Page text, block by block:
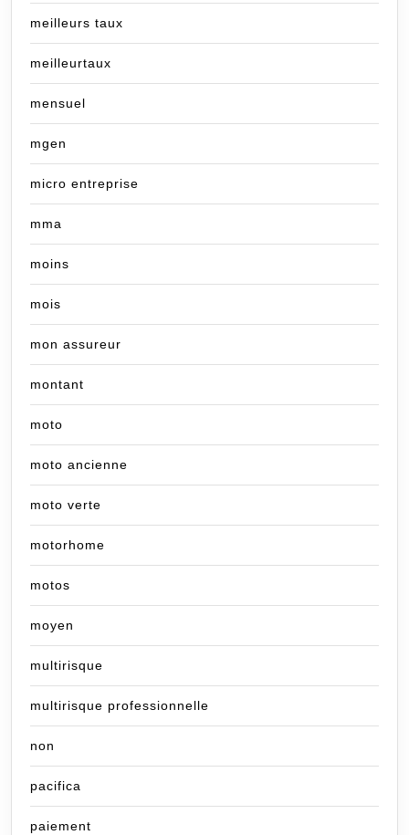
meilleurs taux
meilleurtaux
mensuel
mgen
micro entreprise
mma
moins
mois
mon assureur
montant
moto
moto ancienne
moto verte
motorhome
motos
moyen
multirisque
multirisque professionnelle
non
pacifica
paiement